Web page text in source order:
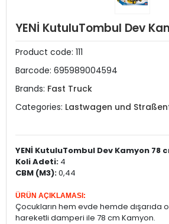
YENİ KutuluTombul Dev
Product code: 111
Barcode: 695989004594
Brands: Fast Truck
Categories: Lastwagen und
YENİ KutuluTombul Dev Kamyon 78
Koli Adeti: 4
CBM (M3):0,44
ÜRÜN AÇIKLAMASI:
Çocukların hem evde hemde dışarıda
hareketli damperi ile 78 cm Kamyon.